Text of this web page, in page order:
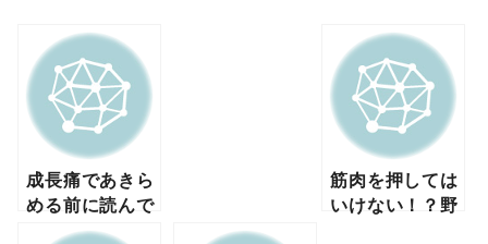
成長痛であきら
める前に読んで
下さい。
筋肉を押しては
いけない！？野